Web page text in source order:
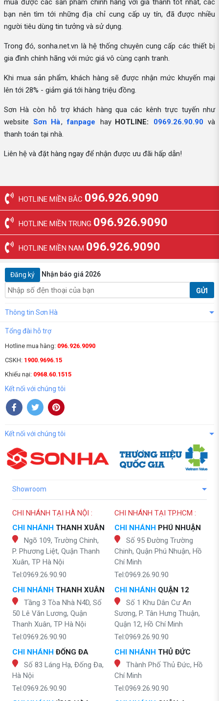
mua được các sản phẩm chính hãng với giá thành tốt nhất, các
bạn nên tìm tới những địa chỉ cung cấp uy tín, đã được nhiều
người tiêu dùng tin tưởng và sử dụng.
Trong đó, sonha.net.vn là hệ thống chuyên cung cấp các thiết bị
gia đình chính hãng với mức giá vô cùng cạnh tranh.
Khi mua sản phẩm, khách hàng sẽ được nhận mức khuyến mại
lên tới 28% - giảm giá tới hàng triệu đồng.
Sơn Hà còn hỗ trợ khách hàng qua các kênh trực tuyến như
website Sơn Hà, fanpage hay HOTLINE: 0969.26.90.90 và
thanh toán tại nhà.
Liên hệ và đặt hàng ngay để nhận được ưu đãi hấp dẫn!
HOTLINE MIỀN BẮC 096.926.9090
HOTLINE MIỀN TRUNG 096.926.9090
HOTLINE MIỀN NAM 096.926.9090
Đăng ký Nhận báo giá 2026
GỬI
Thông tin Sơn Hà
Tổng đài hỗ trợ
Hotline mua hàng: 096.926.9090
CSKH: 1900.9696.15
Khiếu nại: 0968.60.1515
Kết nối với chúng tôi
Kết nối với chúng tôi
Showroom
CHI NHÁNH TẠI HÀ NỘI :
CHI NHÁNH THANH XUÂN
Ngõ 109, Trường Chinh,
P. Phương Liệt, Quận Thanh
Xuân, TP Hà Nội
Tel:0969.26.90.90
CHI NHÁNH THANH XUÂN
Tầng 3 Tòa Nhà N4D, Số
50 Lê Văn Lương, Quận
Thanh Xuân, TP Hà Nội
Tel:0969.26.90.90
CHI NHÁNH ĐỐNG ĐA
Số 83 Láng Hạ, Đống Đa,
Hà Nội
Tel:0969.26.90.90
CHI NHÁNH TẠI TP.HCM :
CHI NHÁNH PHÚ NHUẬN
Số 95 Đường Trường
Chinh, Quận Phú Nhuận, Hồ
Chí Minh
Tel:0969.26.90.90
CHI NHÁNH QUẬN 12
Số 1 Khu Dân Cư An
Sương, P. Tân Hưng Thuận,
Quận 12, Hồ Chí Minh
Tel:0969.26.90.90
CHI NHÁNH THỦ ĐỨC
Thành Phố Thủ Đức, Hồ
Chí Minh
Tel:0969.26.90.90